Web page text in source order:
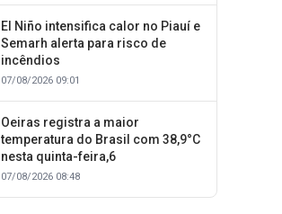
El Niño intensifica calor no Piauí e
Semarh alerta para risco de
incêndios
07/08/2026 09:01
Oeiras registra a maior
temperatura do Brasil com 38,9°C
nesta quinta-feira,6
07/08/2026 08:48